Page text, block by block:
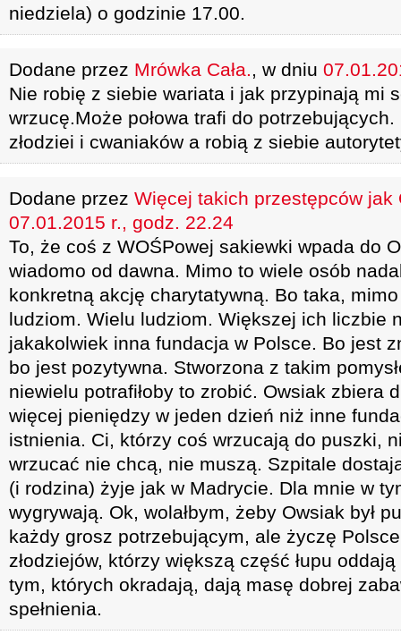
niedziela) o godzinie 17.00.
Dodane przez Mrówka Cała., w dniu
Nie robię z siebie wariata i jak przypinają mi
wrzucę.Może połowa trafi do
złodziei i cwaniaków a robią z siebie
Dodane przez Więcej takich przestępców jak
07.01.2015 r., godz. 22.24
To, że coś z WOŚPowej sakiewki wpada do
wiadomo od dawna. Mimo to wiele osób
konkretną akcję charytatywną. Bo taka,
ludziom. Wielu ludziom. Większej ich liczbie
jakakolwiek inna fundacja w Polsce. Bo jest
bo jest pozytywna. Stworzona z takim
niewielu potrafiłoby to zrobić. Owsiak zbiera
więcej pieniędzy w jeden dzień niż inne
istnienia. Ci, którzy coś wrzucają do puszki,
wrzucać nie chcą, nie muszą. Szpitale
(i rodzina) żyje jak w Madrycie. Dla mnie w
wygrywają. Ok, wolałbym, żeby Owsiak był
każdy grosz potrzebującym, ale życzę
złodziejów, którzy większą część łupu
tym, których okradają, dają masę dobrej
spełnienia.